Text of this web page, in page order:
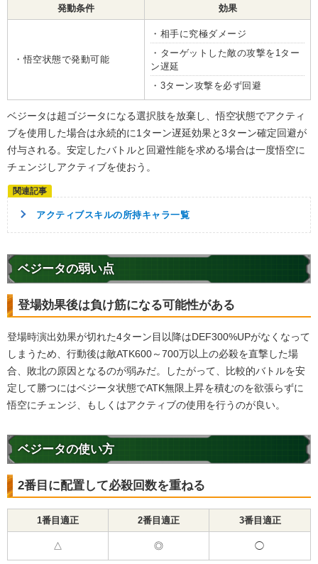
発動条件 効果
・悟空状態で発動可能
・相手に究極ダメージ
・ターゲットした敵の攻撃を1ター
ン遅延
・3ターン攻撃を必ず回避
ベジータは超ゴジータになる選択肢を放棄し、悟空状態でアクティ
ブを使用した場合は永続的に1ターン遅延効果と3ターン確定回避が
付与される。安定したバトルと回避性能を求める場合は一度悟空に
チェンジしアクティブを使おう。
アクティブスキルの所持キャラ一覧
ベジータの弱い点
登場効果後は負け筋になる可能性がある
登場時演出効果が切れた4ターン目以降はDEF300%UPがなくなって
しまうため、行動後は敵ATK600～700万以上の必殺を直撃した場
合、敗北の原因となるのが弱みだ。したがって、比較的バトルを安
定して勝つにはベジータ状態でATK無限上昇を積むのを欲張らずに
悟空にチェンジ、もしくはアクティブの使用を行うのが良い。
ベジータの使い方
2番目に配置して必殺回数を重ねる
1番目適正 2番目適正 3番目適正
△ ◎ ◯